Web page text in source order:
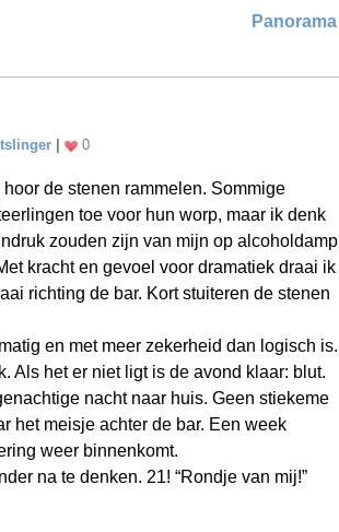
Panorama
tslinger 0
hoor de stenen rammelen. Sommige
toe voor hun worp, maar ik denk
zouden zijn van mijn op alcoholdamp
kracht en gevoel voor dramatiek draai ik
richting de bar. Kort stuiteren de stenen
en met meer zekerheid dan logisch is.
Als het er niet ligt is de avond klaar: blut.
nacht naar huis. Geen stiekeme
het meisje achter de bar. Een week
weer binnenkomt.
na te denken. 21! “Rondje van mij!”